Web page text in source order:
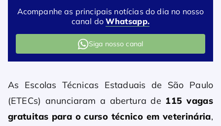
Acompanhe as principais notícias do dia no nosso
canal doWhatsapp.
Siga nosso canal
As Escolas Técnicas Estaduais de São Paulo
(ETECs) anunciaram a abertura de 115 vagas
gratuitas para o curso técnico em veterinária,